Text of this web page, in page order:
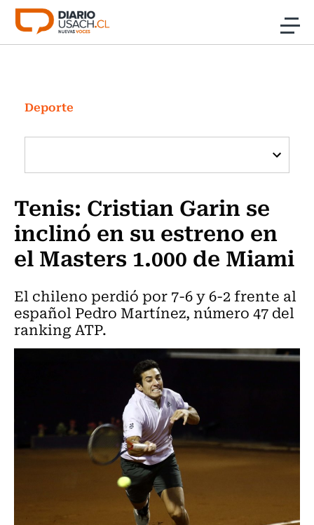
Click acá para ir directamente al contenido
Investigación
Cultura
Programas Radio y TV Usach
Deporte
Tenis: Cristian Garin se
inclinó en su estreno en
el Masters 1.000 de Miami
El chileno perdió por 7-6 y 6-2 frente al
español Pedro Martínez, número 47 del
ranking ATP.